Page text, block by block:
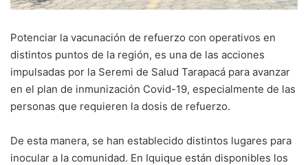
Potenciar la vacunación de refuerzo con operativos en
distintos puntos de la región, es una de las acciones
impulsadas por la Seremi de Salud Tarapacá para avanzar
en el plan de inmunización Covid-19, especialmente de las
personas que requieren la dosis de refuerzo.
De esta manera, se han establecido distintos lugares para
inocular a la comunidad. En Iquique están disponibles los